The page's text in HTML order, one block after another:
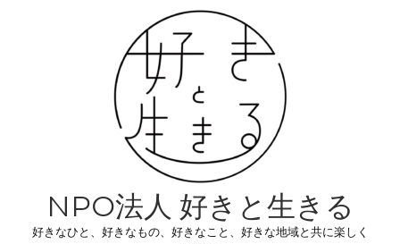
NPO法人 好きと生きる
好きなひと、好きなもの、好きなこと、好きな地域と共に楽しく